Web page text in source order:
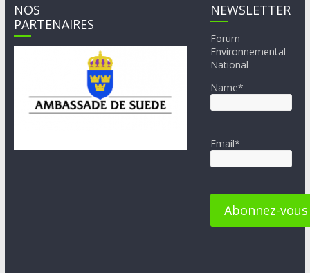
NOS
PARTENAIRES
NEWSLETTER
Forum
Environnemental
National
Name*
Email*